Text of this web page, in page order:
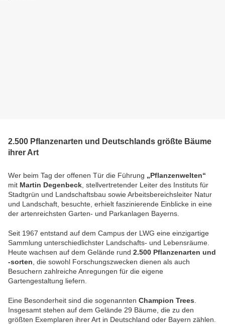
2.500 Pflanzenarten und Deutschlands größte Bäume
ihrer Art
Wer beim Tag der offenen Tür die Führung „Pflanzenwelten“
mit Martin Degenbeck , stellvertretender Leiter des Instituts für
Stadtgrün und Landschaftsbau sowie Arbeitsbereichsleiter Natur
und Landschaft, besuchte, erhielt faszinierende Einblicke in eine
der artenreichsten Garten- und Parkanlagen Bayerns.
Seit 1967 entstand auf dem Campus der LWG eine einzigartige
Sammlung unterschiedlichster Landschafts- und Lebensräume.
Heute wachsen auf dem Gelände rund 2.500 Pflanzenarten und
-sorten , die sowohl Forschungszwecken dienen als auch
Besuchern zahlreiche Anregungen für die eigene
Gartengestaltung liefern.
Eine Besonderheit sind die sogenannten Champion Trees
Insgesamt stehen auf dem Gelände 29 Bäume, die zu den
größten Exemplaren ihrer Art in Deutschland oder Bayern zählen.